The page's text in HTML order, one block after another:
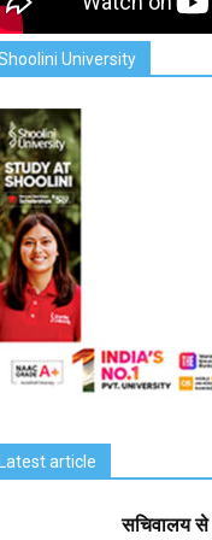
University
article
सचिवालय से